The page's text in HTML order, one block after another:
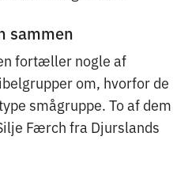
sammen
fortæller nogle af
om, hvorfor de
smågruppe. To af dem
Færch fra Djurslands